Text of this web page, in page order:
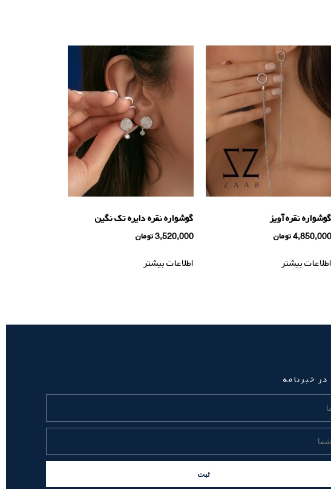
گوشواره نقره آویز
4,850,000تومان
اطلاعات بیشتر
گوشواره نقره دایره تک نگین
3,520,000تومان
اطلاعات بیشتر
خبرنامه
ثبت